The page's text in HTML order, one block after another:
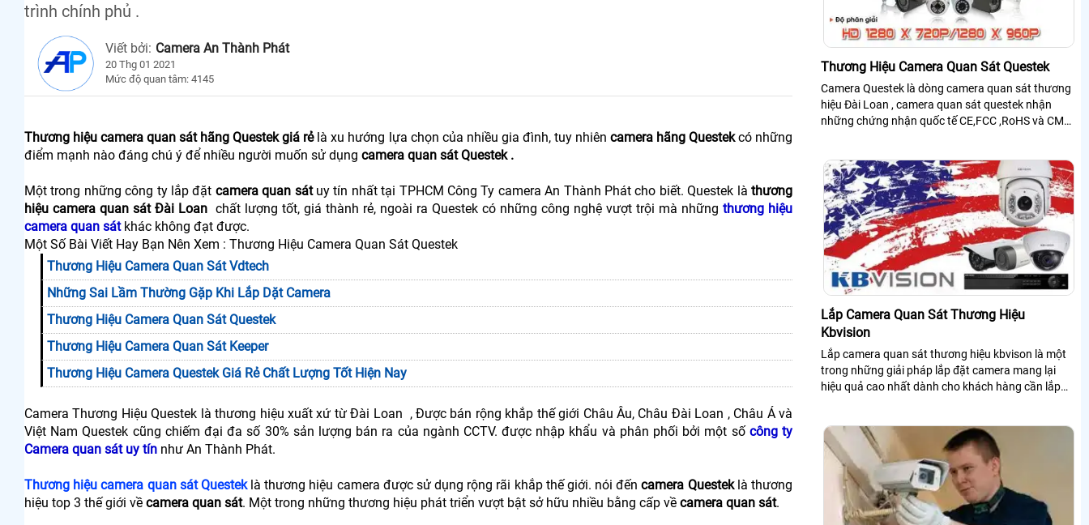
trình chính phủ .
Viết bởi: Camera An Thành Phát
20 Thg 01 2021
Mức độ quan tâm: 4145
Thương hiệu camera quan sát hãng Questek giá rẻlà xu hướng lựa chọn của nhiều gia đình, tuy nhiên camera hãng Questekcó những
điểm mạnh nào đáng chú ý để nhiều người muốn sử dụng camera quan sát Questek .
Một trong những công ty lắp đặt camera quan sátuy tín nhất tại TPHCM Công Ty camera An Thành Phát cho biết. Questek làthương
hiệu camera quan sát Đài Loan chất lượng tốt, giá thành rẻ, ngoài ra Questek có những công nghệ vượt trội mà những thương hiệu
camera quan sát khác không đạt được.
Một Số Bài Viết Hay Bạn Nên Xem : Thương Hiệu Camera Quan Sát Questek
Thương Hiệu Camera Quan Sát Vdtech
Những Sai Lầm Thường Gặp Khi Lắp Dặt Camera
Thương Hiệu Camera Quan Sát Questek
Thương Hiệu Camera Quan Sát Keeper
Thương Hiệu Camera Questek Giá Rẻ Chất Lượng Tốt Hiện Nay
Camera Thương Hiệu Questek là thương hiệu xuất xứ từ Đài Loan , Được bán rộng khắp thế giới Châu Âu, Châu Đài Loan , Châu Á và
Việt Nam Questek cũng chiếm đại đa số 30% sản lượng bán ra của ngành CCTV. được nhập khẩu và phân phối bởi một số công ty
Camera quan sát uy tín như An Thành Phát.
Thương hiệu camera quan sát Questeklà thương hiệu camera được sử dụng rộng rãi khắp thế giới. nói đếncamera Questeklà thương
hiệu top 3 thế giới về camera quan sát. Một trong những thương hiệu phát triển vượt bật sở hữu nhiều bằng cấp về camera quan sát.
Thương Hiệu Camera Quan Sát Questek
Camera Questek là dòng camera quan sát thương
hiệu Đài Loan , camera quan sát questek nhận
những chứng nhận quốc tế CE,FCC ,RoHS và CMA
Lắp Camera Quan Sát Thương Hiệu
Kbvision
Lắp camera quan sát thương hiệu kbvison là một
trong những giải pháp lắp đặt camera mang lại
hiệu quả cao nhất dành cho khách hàng cần lắp